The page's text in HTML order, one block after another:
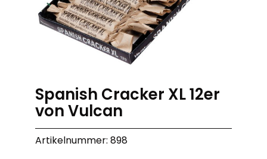
Spanish Cracker XL 12er
von Vulcan
Artikelnummer: 898